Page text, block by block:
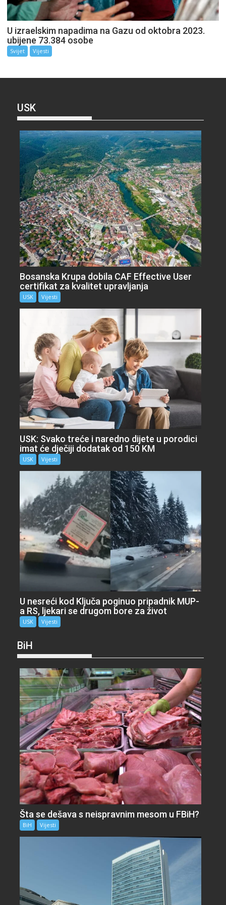
U izraelskim napadima na Gazu od oktobra 2023.
ubijene 73.384 osobe
Svijet Vijesti
USK
Bosanska Krupa dobila CAF Effective User
certifikat za kvalitet upravljanja
USK Vijesti
USK: Svako treće i naredno dijete u porodici
imat će dječiji dodatak od 150 KM
USK Vijesti
U nesreći kod Ključa poginuo pripadnik MUP-
a RS, ljekari se drugom bore za život
USK Vijesti
BiH
Šta se dešava s neispravnim mesom u FBiH?
BiH Vijesti